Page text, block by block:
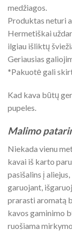
medžiagos.
Produktas neturi
Hermetiškai
ilgiau išliktų
Geriausias
*Pakuotė gali
Kad kava būtų
pupeles.
Malimo
Niekada vienu
kavai iš karto
pasišalins į
garuojant,
prarasti aromatą
kavos gaminimo
ruošiama